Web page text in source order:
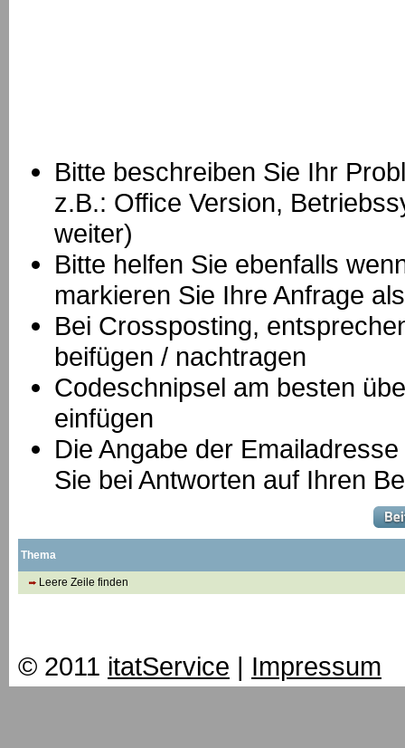
Bitte beschreiben Sie Ihr
z.B.: Office Version,
weiter)
Bitte helfen Sie ebenfalls
markieren Sie Ihre Anfrage
Bei Crossposting,
beifügen / nachtragen
Codeschnipsel am besten
einfügen
Die Angabe der
Sie bei Antworten auf Ihren
Thema
Leere Zeile finden
© 2011 itatService | Impressum